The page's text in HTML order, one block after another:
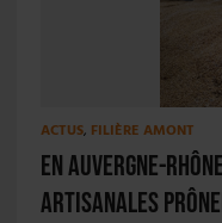
ACTUS, FILIÈRE AMONT
En Auvergne-
artisanales